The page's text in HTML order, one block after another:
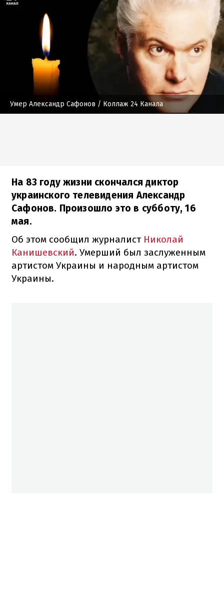
Умер Александр Сафонов / Коллаж 24 Канала
На 83 году жизни скончался диктор
украинского телевидения Александр
Сафонов. Произошло это в субботу, 16
мая.
Об этом сообщил журналист Николай
Канишевский. Умерший был заслуженным
артистом Украины и народным артистом
Украины.